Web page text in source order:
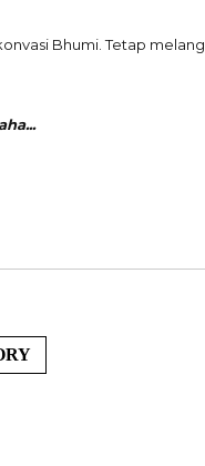
Bhumi. Tetap